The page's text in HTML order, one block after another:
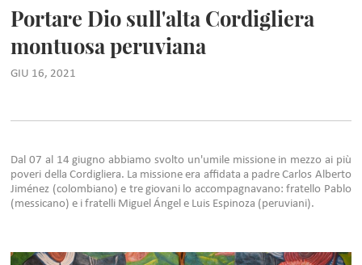
Portare Dio sull'alta Cordigliera
montuosa peruviana
GIU 16, 2021
Dal 07 al 14 giugno abbiamo svolto un'umile missione in mezzo ai più
poveri della Cordigliera. La missione era affidata a padre Carlos Alberto
Jiménez (colombiano) e tre giovani lo accompagnavano: fratello Pablo
(messicano) e i fratelli Miguel Ángel e Luis Espinoza (peruviani).